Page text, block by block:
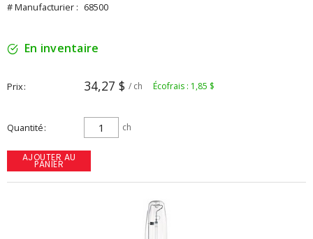
# Manufacturier : 68500
En inventaire
Prix 34,27 $ / ch Écofrais : 1,85 $
Quantité ch
AJOUTER AU
PANIER